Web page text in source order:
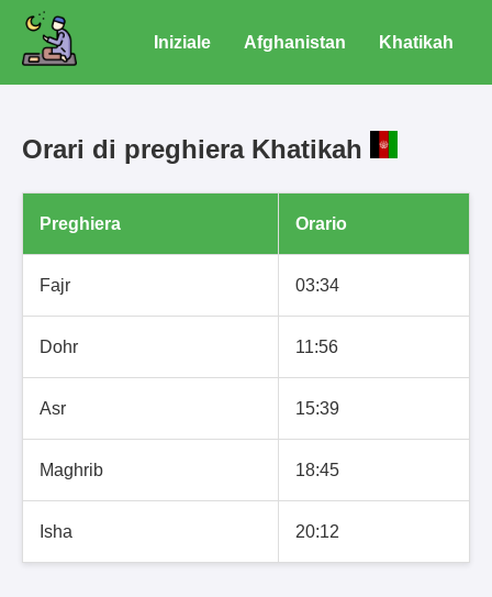
Iniziale Afghanistan Khatikah
Orari di preghiera Khatikah
Preghiera Orario
Fajr 03:34
Dohr 11:56
Asr 15:39
Maghrib 18:45
Isha 20:12